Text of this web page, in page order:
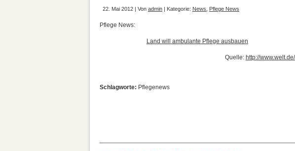
22. Mai 2012 | Von admin | Kategorie: News Pflege News
Pflege News:
Land will ambulante Pflege ausbauen
Quelle: http://www.welt.de/
Schlagworte: Pflegenews